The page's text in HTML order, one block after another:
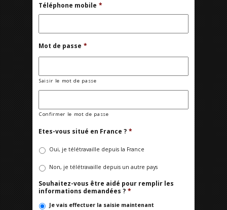
Téléphone mobile *
Mot de passe *
Saisir le mot de passe
Confirmer le mot de passe
Etes-vous situé en France ? *
Oui, je télétravaille depuis la France
Non, je télétravaille depuis un autre pays
Souhaitez-vous être aidé pour remplir les
informations demandées ? *
Je vais effectuer la saisie maintenant